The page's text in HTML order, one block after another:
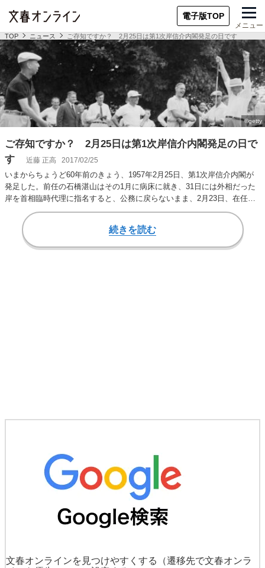
電子版TOP
メニュー
TOP ニュース ご存知ですか？ 2月25日は第1次岸信介内閣発足の日です
ご存知ですか？ 2月25日は第1次岸信介内閣発足の日で
す
近藤 正高 2017/02/25
いまからちょうど60年前のきょう、1957年2月25日、第1次岸信介内閣が
発足した。前任の石橋湛山はその1月に病床に就き、31日には外相だった
岸を首相臨時代理に指名すると、公務に戻らないまま、2月23日、在任わ
続きを読む
文春オンラインを見つけやすくする
（遷移先で文春オンラ